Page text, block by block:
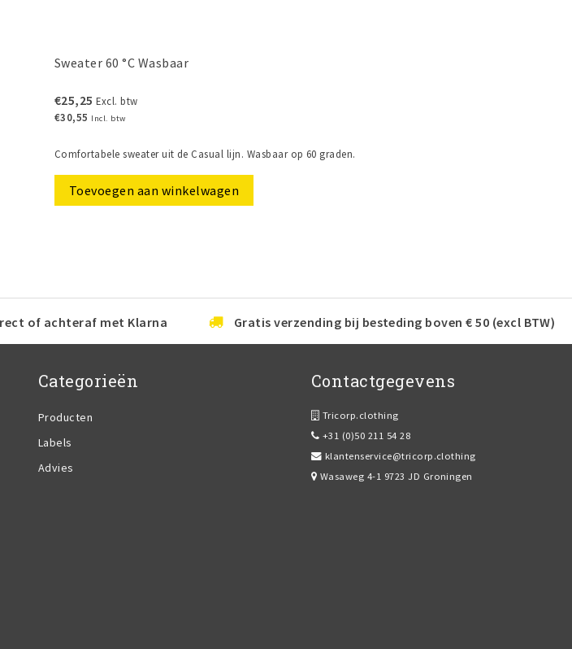
Sweater 60 °C Wasbaar
€25,25 Excl. btw
€30,55 Incl. btw
Comfortabele sweater uit de Casual lijn. Wasbaar op 60 graden.
Toevoegen aan winkelwagen
of achteraf met Klarna Gratis verzending bij besteding boven € 50 (excl BTW)
Categorieën
Producten
Labels
Advies
Contactgegevens
Tricorp.clothing
+31 (0)50 211 54 28
klantenservice@tricorp.clothing
Wasaweg 4-1 9723 JD Groningen